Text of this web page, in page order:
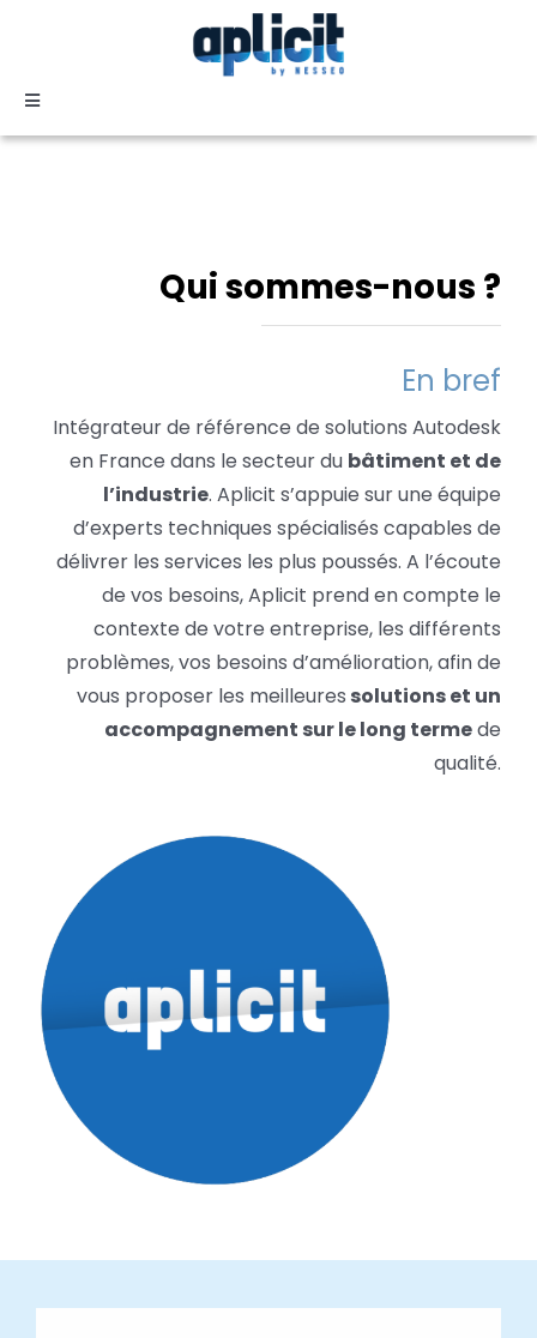
Toggle
Navigation
BLOG
Rechercher:
Qui sommes-nous ?
En bref
Intégrateur de référence de solutions Autodesk
en France dans le secteur du bâtiment et de
l’industrie. Aplicit s’appuie sur une équipe
d’experts techniques spécialisés capables de
délivrer les services les plus poussés. A l’écoute
de vos besoins, Aplicit prend en compte le
contexte de votre entreprise, les différents
problèmes, vos besoins d’amélioration, afin de
vous proposer les meilleures solutions et un
accompagnement sur le long termede
qualité.